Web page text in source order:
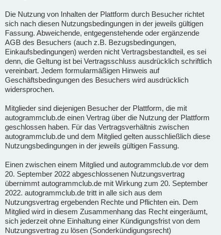
Die Nutzung von Inhalten der Plattform durch Besucher richtet
sich nach diesen Nutzungsbedingungen in der jeweils gültigen
Fassung. Abweichende, entgegenstehende oder ergänzende
AGB des Besuchers (auch z.B. Bezugsbedingungen,
Einkaufsbedingungen) werden nicht Vertragsbestandteil, es sei
denn, die Geltung ist bei Vertragsschluss ausdrücklich schriftlich
vereinbart. Jedem formularmäßigen Hinweis auf
Geschäftsbedingungen des Besuchers wird ausdrücklich
widersprochen.
Mitglieder sind diejenigen Besucher der Plattform, die mit
autogrammclub.de einen Vertrag über die Nutzung der Plattform
geschlossen haben. Für das Vertragsverhältnis zwischen
autogrammclub.de und dem Mitglied gelten ausschließlich diese
Nutzungsbedingungen in der jeweils gültigen Fassung.
Einen zwischen einem Mitglied und autogrammclub.de vor dem
20. September 2022 abgeschlossenen Nutzungsvertrag
übernimmt autogrammclub.de mit Wirkung zum 20. September
2022. autogrammclub.de tritt in alle sich aus dem
Nutzungsvertrag ergebenden Rechte und Pflichten ein. Dem
Mitglied wird in diesem Zusammenhang das Recht eingeräumt,
sich jederzeit ohne Einhaltung einer Kündigungsfrist von dem
Nutzungsvertrag zu lösen (Sonderkündigungsrecht)